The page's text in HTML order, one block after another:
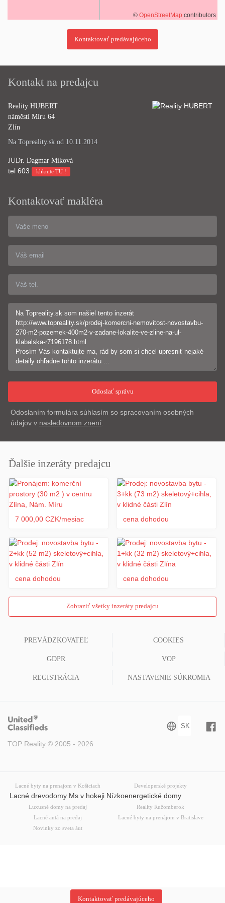
© OpenStreetMap contributors
Kontakt na predajcu
Reality HUBERT
náměstí Míru 64
Zlín
Na Topreality.sk od 10.11.2014
JUDr. Dagmar Miková
tel 603 kliknite TU !
Kontaktovať makléra
Odoslaním formulára súhlasím so spracovaním osobných
údajov v nasledovnom znení
Ďalšie inzeráty predajcu
7 000,00 CZK/mesiac cena dohodou
cena dohodou cena dohodou
Zobraziť všetky inzeráty predajcu
PREVÁDZKOVATEĽ COOKIES
GDPR VOP
REGISTRÁCIA NASTAVENIE SÚKROMIA
TOP Reality © 2005 - 2026
Lacné byty na prenajom v Košiciach Developerské projekty
Lacné drevodomy Ms v hokeji Nízkoenergetické domy
Luxusné domy na predaj
Reality Ružomberok
Lacné autá na predaj
Lacné byty na prenájom v Bratislave
Novinky zo sveta áut